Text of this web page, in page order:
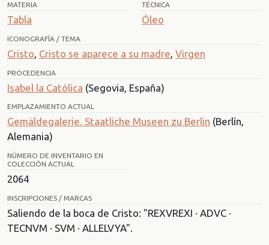
MATERIA
Tabla
TÉCNICA
Óleo
ICONOGRAFÍA / TEMA
Cristo Cristo se aparece a su madre Virgen
PROCEDENCIA
Isabel la Católica (Segovia, España)
EMPLAZAMIENTO ACTUAL
Gemäldegalerie. Staatliche Museen zu Berlin (Berlín,
Alemania)
NÚMERO DE INVENTARIO EN
COLECCIÓN ACTUAL
2064
INSCRIPCIONES / MARCAS
Saliendo de la boca de Cristo: "REXVREXI · ADVC ·
TECNVM · SVM · ALLELVYA".